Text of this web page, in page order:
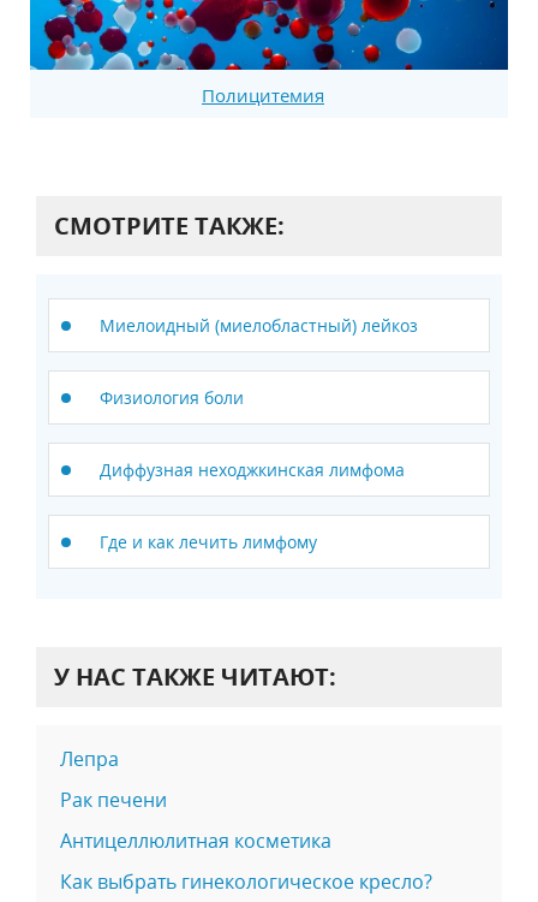
Полицитемия
СМОТРИТЕ ТАКЖЕ:
Миелоидный (миелобластный) лейкоз
Физиология боли
Диффузная неходжкинская лимфома
Где и как лечить лимфому
У НАС ТАКЖЕ ЧИТАЮТ:
Лепра
Рак печени
Антицеллюлитная косметика
Как выбрать гинекологическое кресло?